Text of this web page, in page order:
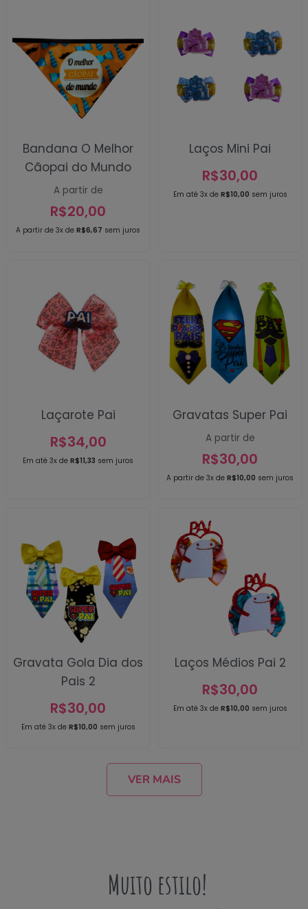
A partir de 3x de R$6,67 sem juros
Bandana O Melhor
Cãopai do Mundo
A partir de
R$20,00
Em até 3x de R$10,00 sem juros
Laços Mini Pai
R$30,00
Em até 3x de R$11,33 sem juros
Laçarote Pai
R$34,00
A partir de 3x de R$10,00 sem juros
Gravatas Super Pai
A partir de
R$30,00
Em até 3x de R$10,00 sem juros
Gravata Gola Dia dos
Pais 2
R$30,00 Em até 3x de R$10,00 sem juros
Laços Médios Pai 2
R$30,00
VER MAIS
Muito estilo!